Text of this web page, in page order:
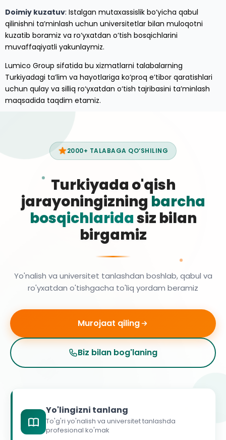
Doimiy kuzatuv: Istalgan mutaxassislik bo‘yicha qabul
qilinishni ta’minlash uchun universitetlar bilan muloqotni
kuzatib boramiz va ro‘yxatdan o‘tish bosqichlarini
muvaffaqiyatli yakunlaymiz.
Lumico Group sifatida bu xizmatlarni talabalarning
Turkiyadagi ta’lim va hayotlariga ko’proq e’tibor qaratishlari
uchun qulay va silliq ro‘yxatdan o‘tish tajribasini ta’minlash
maqsadida taqdim etamiz.
2000+ TALABAGA QO‘SHILING
Turkiyada o'qish
jarayoningizning barcha
bosqichlaridasiz bilan
birgamiz
Yo'nalish va universitet tanlashdan boshlab, qabul va
ro'yxatdan o'tishgacha to'liq yordam beramiz
Murojaat qiling
Biz bilan bog'laning
Yo'lingizni tanlang
To'g'ri yo'nalish va universitet tanlashda
profesional ko'mak